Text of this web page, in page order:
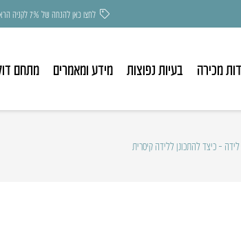
לחצו כאן להנחה של 7% לקניה הראשונה
מכירה בעיות נפוצות מידע ומאמרים מתחם
– כיצד להתכונן ללידה קיסרית